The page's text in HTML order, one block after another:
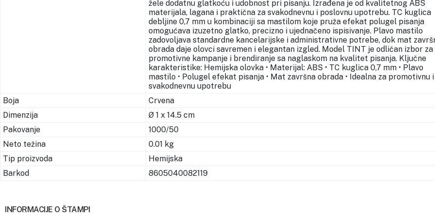
žele dodatnu glatkoću i udobnost pri pisanju. Izrađena je od kvalitetnog ABS
materijala, lagana i praktična za svakodnevnu i poslovnu upotrebu. TC kuglica
debljine 0,7 mm u kombinaciji sa mastilom koje pruža efekat polugel pisanja
omogućava izuzetno glatko, precizno i ujednačeno ispisivanje. Plavo mastilo
zadovoljava standardne kancelarijske i administrativne potrebe, dok mat
obrada daje olovci savremen i elegantan izgled. Model TINT je odličan izbor za
promotivne kampanje i brendiranje sa naglaskom na kvalitet pisanja. Ključne
karakteristike: Hemijska olovka • Materijal: ABS • TC kuglica 0,7 mm • Plavo
mastilo • Polugel efekat pisanja • Mat završna obrada • Idealna za promotivnu i
svakodnevnu upotrebu
Boja
Crvena
Dimenzija
Ø 1 x 14.5 cm
Pakovanje
1000/50
Neto težina
0.01 kg
Tip proizvoda
Hemijska
Barkod
8605040082119
INFORMACIJE O ŠTAMPI